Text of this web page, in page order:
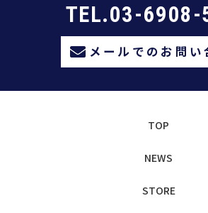
TEL.03-6908-
メールでのお問い
TOP
NEWS
STORE